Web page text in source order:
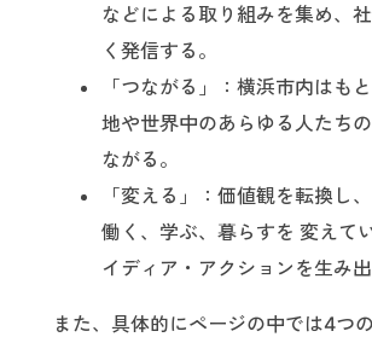
などによる取り組みを集め、
く発信する。
「つながる」：横浜市内はも
地や世界中のあらゆる人たち
ながる。
「変える」：価値観を転換し
働く、学ぶ、暮らすを 変えて
イディア・アクションを生み出
また、具体的にページの中では4つ